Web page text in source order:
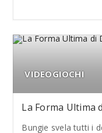
VIDEOGIOCHI
La Forma Ultima
Bungie svela tutti i